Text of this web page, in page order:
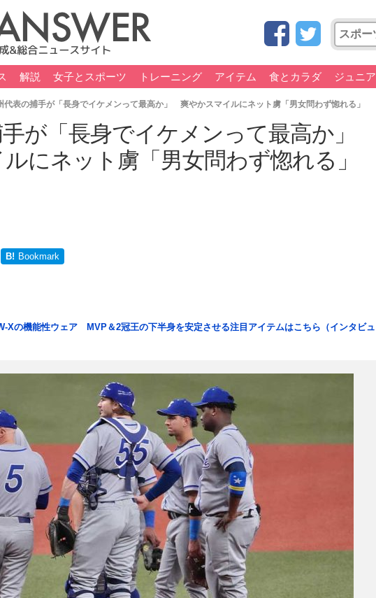
解説 女子とスポーツ トレーニング アイテム 食とカラダ ジュニア
代表の捕手が「長身でイケメンって最高か」 爽やかスマイルにネット虜「男女問わず惚れる」
が「長身でイケメンって最高か」
にネット虜「男女問わず惚れる」
B! Bookmark
Xの機能性ウェア MVP＆2冠王の下半身を安定させる注目アイテムはこちら（インタビュ